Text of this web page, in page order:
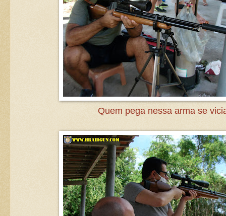
Quem pega nessa arma se